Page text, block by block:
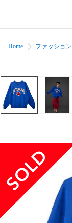
Home ファッション